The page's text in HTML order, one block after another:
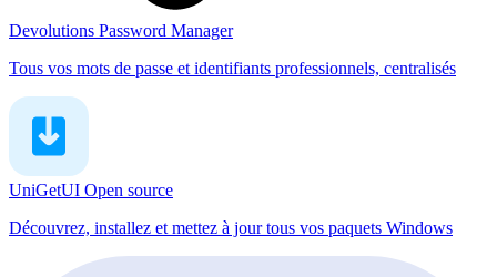
Devolutions Password Manager
Tous vos mots de passe et identifiants professionnels, centralisés
UniGetUI Open source
Découvrez, installez et mettez à jour tous vos paquets Windows